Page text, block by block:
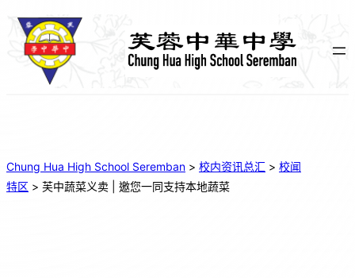
Chung Hua High School Seremban > 校内资讯总汇 > 校闻
特区 > 芙中蔬菜义卖 | 邀您一同支持本地蔬菜